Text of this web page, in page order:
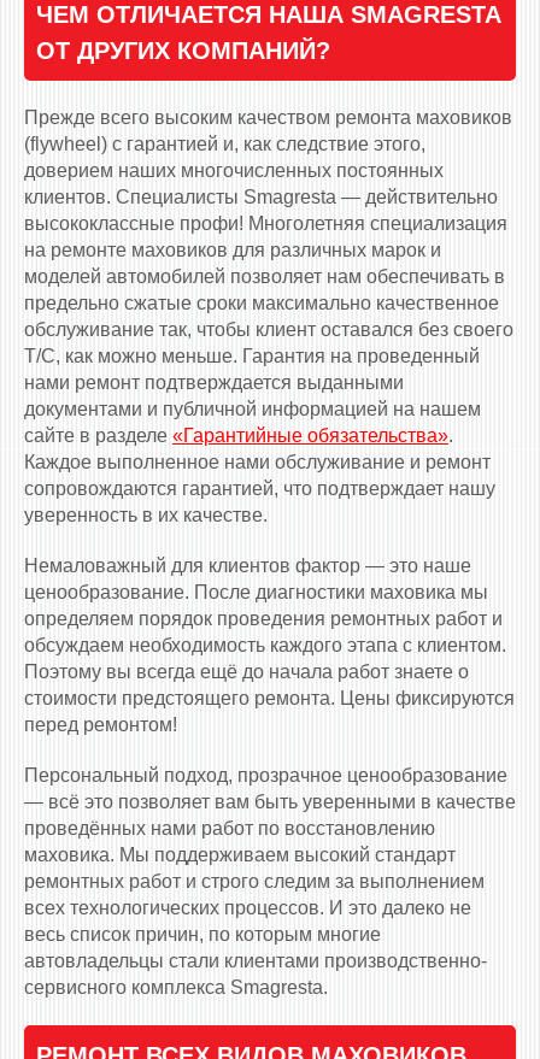
ЧЕМ ОТЛИЧАЕТСЯ НАША SMAGRESTA
ОТ ДРУГИХ КОМПАНИЙ?
Прежде всего высоким качеством ремонта маховиков
(flywheel) с гарантией и, как следствие этого,
доверием наших многочисленных постоянных
клиентов. Специалисты Smagresta — действительно
высококлассные профи! Многолетняя специализация
на ремонте маховиков для различных марок и
моделей автомобилей позволяет нам обеспечивать в
предельно сжатые сроки максимально качественное
обслуживание так, чтобы клиент оставался без своего
Т/С, как можно меньше. Гарантия на проведенный
нами ремонт подтверждается выданными
документами и публичной информацией на нашем
сайте в разделе «Гарантийные обязательства».
Каждое выполненное нами обслуживание и ремонт
сопровождаются гарантией, что подтверждает нашу
уверенность в их качестве.
Немаловажный для клиентов фактор — это наше
ценообразование. После диагностики маховика мы
определяем порядок проведения ремонтных работ и
обсуждаем необходимость каждого этапа с клиентом.
Поэтому вы всегда ещё до начала работ знаете о
стоимости предстоящего ремонта. Цены фиксируются
перед ремонтом!
Персональный подход, прозрачное ценообразование
— всё это позволяет вам быть уверенными в качестве
проведённых нами работ по восстановлению
маховика. Мы поддерживаем высокий стандарт
ремонтных работ и строго следим за выполнением
всех технологических процессов. И это далеко не
весь список причин, по которым многие
автовладельцы стали клиентами производственно-
сервисного комплекса Smagresta.